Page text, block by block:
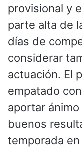
provisional y
parte alta de
días de
considerar
actuación. El
empatado
aportar
buenos
temporada en